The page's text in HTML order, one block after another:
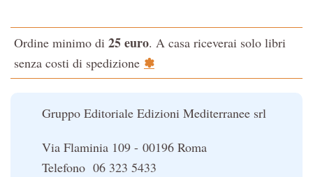
La Cabala
Il potere del serpente
Ordine minimo di 25 euro. A casa riceverai solo libri
senza costi di spedizione ✽
Gruppo Editoriale Edizioni Mediterranee srl
Via Flaminia 109 - 00196 Roma
Telefono 06 323 5433